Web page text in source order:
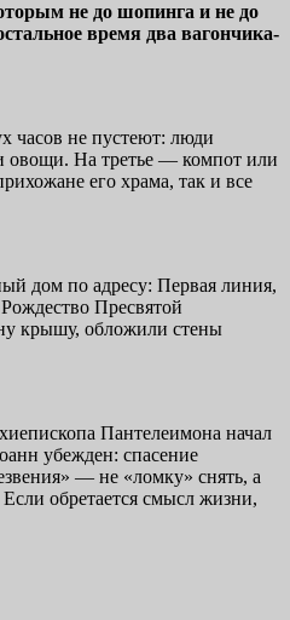
не до шопинга и не до
время два вагончика-
часов не пустеют: люди
овощи. На третье — компот или
его храма, так и все
дом по адресу: Первая линия,
Пресвятой
крышу, обложили стены
Пантелеимона начал
убежден: спасение
— не «ломку» снять, а
обретается смысл жизни,